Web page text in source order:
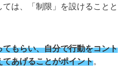
は、「制限」を設けることと
もらい、自分で行動をコント
あげることがポイント。